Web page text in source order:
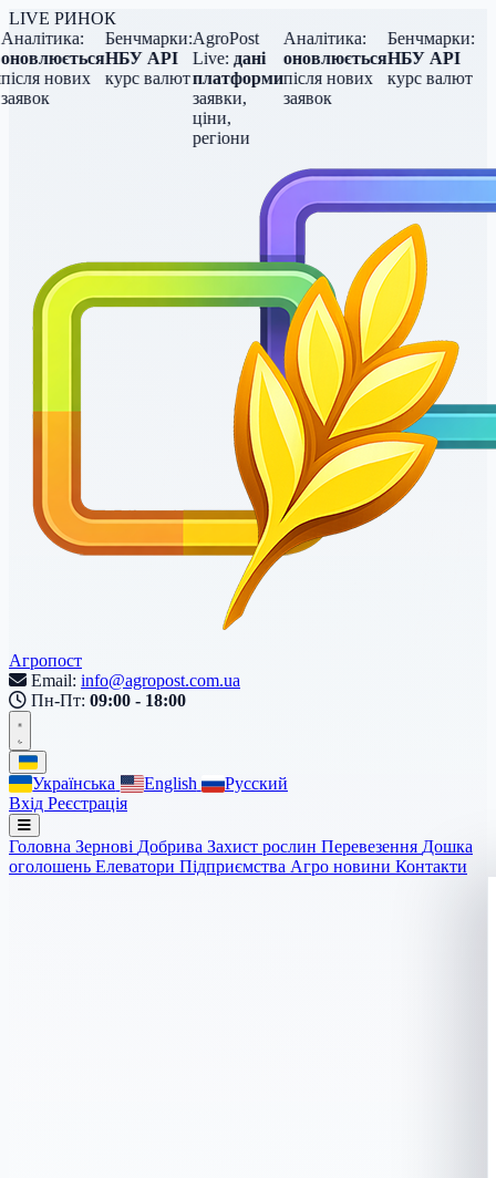
LIVE РИНОК
нових
Бенчмарки:
НБУ API
курс валют
AgroPost
Live: дані
платформи
заявки,
ціни,
регіони
Аналітика:
оновлюється
після нових
заявок
Бенчмарки:
НБУ API
курс валют
Агропост
Email: info@agropost.com.ua
Пн-Пт: 09:00 - 18:00
Українська English
Русский
Вхід Реєстрація
Головна Зернові Добрива Захист рослин Перевезення Дошка
оголошень Елеватори Підприємства Агро новини Контакти